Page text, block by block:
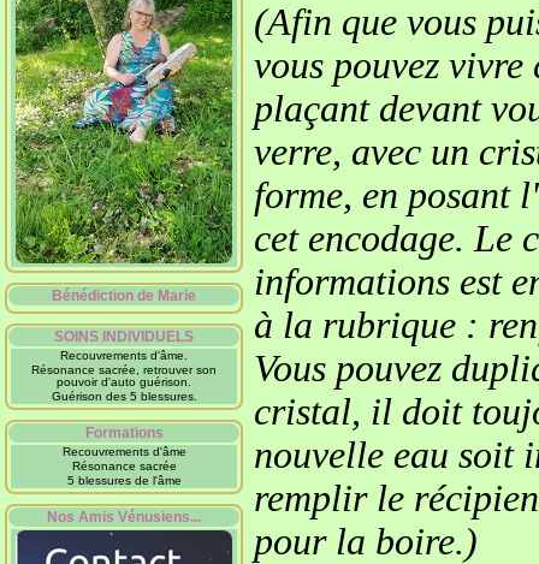
Bénédiction de Marie
SOINS INDIVIDUELS
Recouvrements d'âme.
Résonance sacrée, retrouver son
pouvoir d'auto guérison.
Guérison des 5 blessures.
Formations
Recouvrements d'âme
Résonance sacrée
5 blessures de l'âme
Nos Amis Vénusiens...
(Afin que vous
vous pouvez vivre
plaçant devant
verre, avec un
forme, en posant
cet encodage. Le
informations est
à la rubrique :
Vous pouvez
cristal, il doit
nouvelle eau soit
remplir le
pour la boire.)